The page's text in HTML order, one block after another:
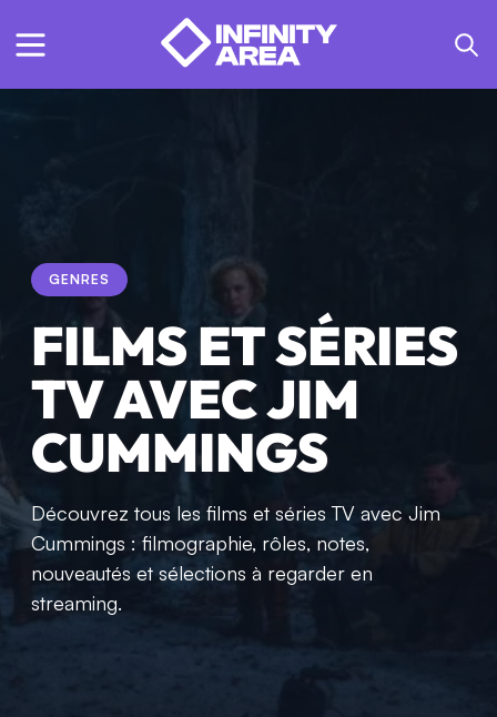
GENRES
FILMS ET SÉRIES
TV AVEC JIM
CUMMINGS
Découvrez tous les films et séries TV avec Jim
Cummings : filmographie, rôles, notes,
nouveautés et sélections à regarder en
streaming.